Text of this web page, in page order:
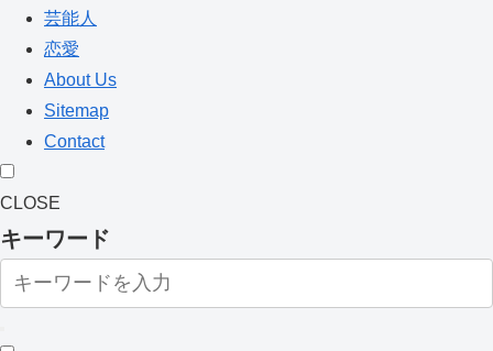
芸能人
恋愛
About Us
Sitemap
Contact
CLOSE
キーワード